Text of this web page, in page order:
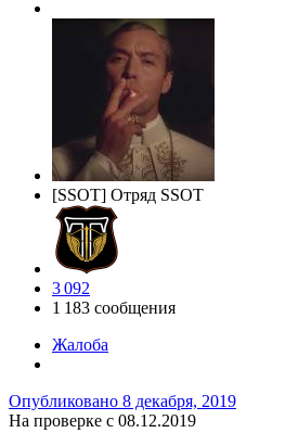
[SSOT] Отряд SSOT
3 092
1 183 сообщения
Жалоба
Опубликовано 8 декабря, 2019
На проверке с 08.12.2019